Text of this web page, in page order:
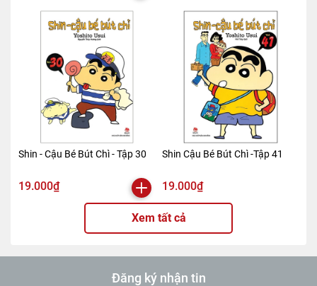
Shin - Cậu Bé Bút Chì - Tập 30
19.000₫
Shin Cậu Bé Bút Chì -Tập 41
19.000₫
Xem tất cả
Đăng ký nhận tin